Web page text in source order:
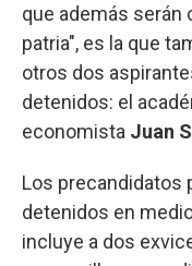
que además serán
patria", es la que
otros dos
detenidos: el
economista Juan
Los precandidatos
detenidos en
incluye a dos